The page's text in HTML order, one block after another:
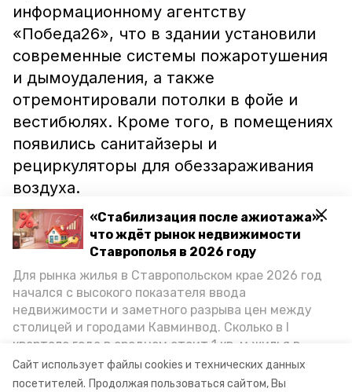
Сайт использует файлы cookies и технических данных
посетителей. Продолжая пользоваться сайтом, Вы
«Стабилизация после ажиотажа»:
что ждёт рынок недвижимости
Ставрополья в 2026 году
Для рынка жилья в Ставропольском крае 2026 год
начался с высокого показателя ввода
недвижимости и заметного разрыва цен между
столицей и городами Кавминвод. Сколько в I
квартале года в среднем стоит 1 кв. м жилья в
городах и округах региона, как изменился спрос на
первичку и вторичку, какова себестоимость
информационному агентству
«Победа26», что в здании установили
современные системы пожаротушения
и дымоудаления, а также
отремонтировали потолки в фойе и
вестибюлях. Кроме того, в помещениях
появились санитайзеры и
рециркуляторы для обеззараживания
воздуха.
Представитель учреждения напомнила,
что в январе 2021 года в Росгосцирке
сменилось руководство. Его новый
состав активно реагирует на вопросы и
проблемы, связанные со
ставропольским цирком. Ремонт
строения планируется провести
немного позже.